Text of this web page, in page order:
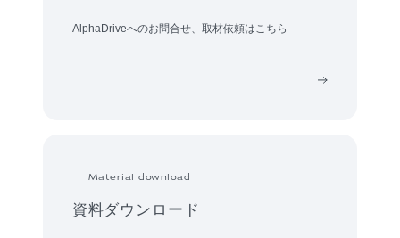
AlphaDriveへのお問合せ、取材依頼はこちら
Material download
資料ダウンロード